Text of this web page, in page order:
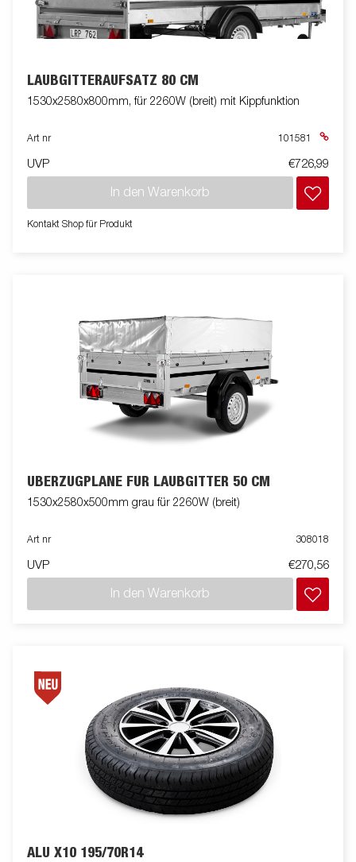
LAUBGITTERAUFSATZ 80 CM
1530x2580x800mm, für 2260W (breit) mit Kippfunktion
Art nr 101581
UVP €726,99
In den Warenkorb
Kontakt Shop für Produkt
ÜBERZUGPLANE FÜR LAUBGITTER 50 CM
1530x2580x500mm grau für 2260W (breit)
Art nr 308018
UVP €270,56
In den Warenkorb
ALU X10 195/70R14